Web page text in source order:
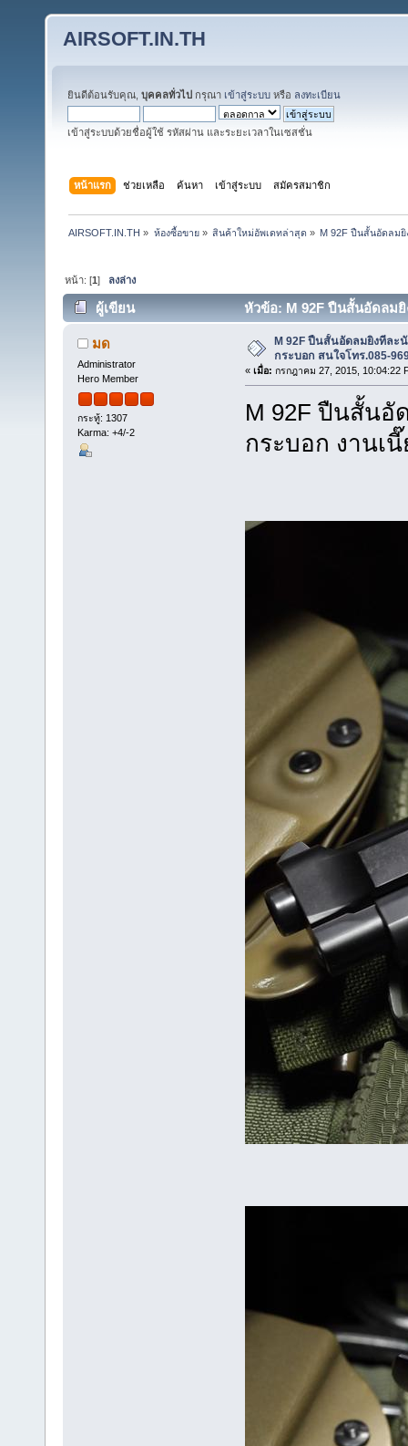
AIRSOFT.IN.TH
ยินดีต้อนรับคุณ, บุคคลทั่วไป กรุณา เข้าสู่ระบบ หรือ ลงทะเบียน
เข้าสู่ระบบด้วยชื่อผู้ใช้ รหัสผ่าน และระยะเวลาในเซสชั่น
หน้าแรก ช่วยเหลือ ค้นหา เข้าสู่ระบบ สมัครสมาชิก
AIRSOFT.IN.TH » ห้องซื้อขาย» สินค้าใหม่อัพเดทล่าสุด » M 92F ปืนสั้นอัดลม
หน้า: [1] ลงล่าง
ผู้เขียน
หัวข้อ: M 92F ปืนสั้นอัดลมยิ
ครับ (อ่าน 28557 ครั้ง)
มด
Administrator
Hero Member
กระทู้: 1307
Karma: +4/-2
M 92F ปืนสั้นอัดลมยิงทีละ
กระบอก สนใจโทร.085-
« เมื่อ: กรกฎาคม 27, 2015, 10:04:22
M 92F ปืนสั้นอั
กระบอก งานเ